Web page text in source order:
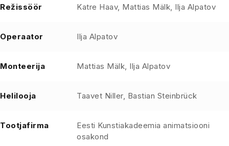
Režissöör Katre Haav, Mattias Mälk, Ilja Alpatov
Operaator Ilja Alpatov
Monteerija Mattias Mälk, Ilja Alpatov
Helilooja Taavet Niller, Bastian Steinbrück
Tootjafirma
Eesti Kunstiakadeemia animatsiooni
osakond